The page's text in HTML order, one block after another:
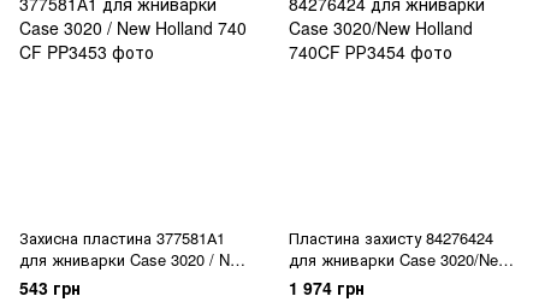
Захисна пластина 377581А1
для жниварки Case 3020 / New
Holland 740 CF
543 грн
Пластина захисту 84276424
для жниварки Case 3020/New
Holland 740CF
1 974 грн